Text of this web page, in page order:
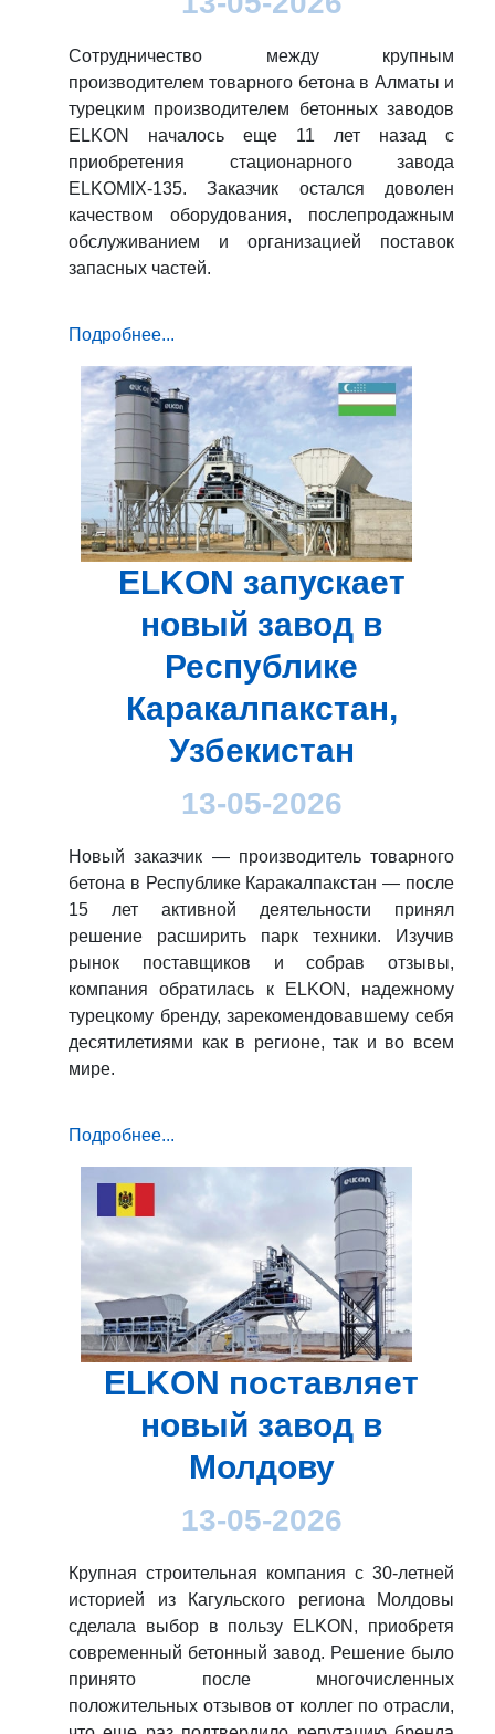
Сотрудничество между крупным
производителем товарного бетона в Алматы и
турецким производителем бетонных заводов
ELKON началось еще 11 лет назад с
приобретения стационарного завода
ELKOMIX-135. Заказчик остался доволен
качеством оборудования, послепродажным
обслуживанием и организацией поставок
запасных частей.
Подробнее...
ELKON запускает
новый завод в
Республике
Каракалпакстан,
Узбекистан
13-05-2026
Новый заказчик — производитель товарного
бетона в Республике Каракалпакстан — после
15 лет активной деятельности принял
решение расширить парк техники. Изучив
рынок поставщиков и собрав отзывы,
компания обратилась к ELKON, надежному
турецкому бренду, зарекомендовавшему себя
десятилетиями как в регионе, так и во всем
мире.
Подробнее...
ELKON поставляет
новый завод в
Молдову
13-05-2026
Крупная строительная компания с 30-летней
историей из Кагульского региона Молдовы
сделала выбор в пользу ELKON, приобретя
современный бетонный завод. Решение было
принято после многочисленных
положительных отзывов от коллег по отрасли,